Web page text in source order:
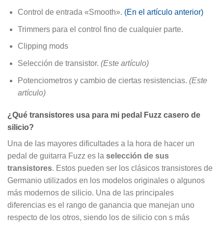
Control de entrada «Smooth». (En el artículo anterior)
Trimmers para el control fino de cualquier parte.
Clipping mods
Selección de transistor. (Este artículo)
Potenciometros y cambio de ciertas resistencias. (Este
artículo)
¿Qué transistores usa para mi pedal Fuzz casero de
silicio?
Una de las mayores dificultades a la hora de hacer un
pedal de guitarra Fuzz es la selección de sus
transistores. Estos pueden ser los clásicos transistores de
Germanio utilizados en los modelos originales o algunos
más modernos de silicio. Una de las principales
diferencias es el rango de ganancia que manejan uno
respecto de los otros, siendo los de silicio con s más